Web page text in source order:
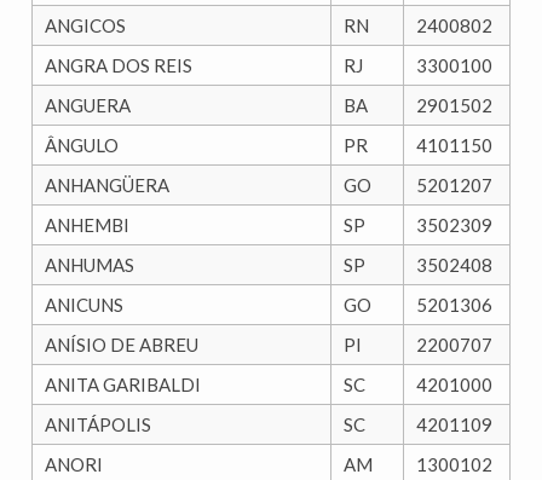
ANGICOS
RN
2400802
ANGRA DOS REIS
RJ
3300100
ANGUERA
BA
2901502
ÂNGULO
PR
4101150
ANHANGÜERA
GO
5201207
ANHEMBI
SP
3502309
ANHUMAS
SP
3502408
ANICUNS
GO
5201306
ANÍSIO DE ABREU
PI
2200707
ANITA GARIBALDI
SC
4201000
ANITÁPOLIS
SC
4201109
ANORI
AM
1300102